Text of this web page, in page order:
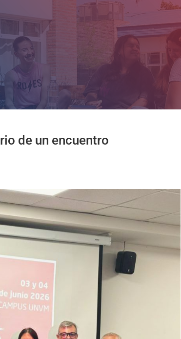
de un encuentro